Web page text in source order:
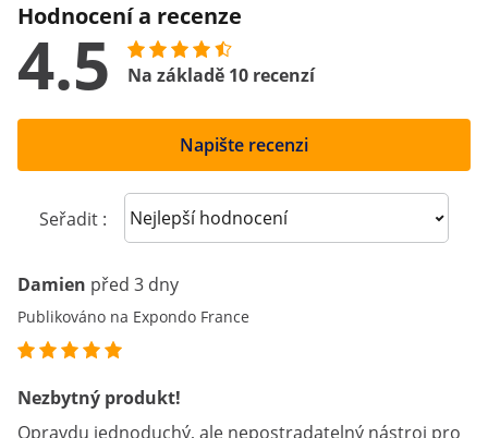
Hodnocení a recenze
4.5 Na základě 10 recenzí
Napište recenzi
Seřadit : Sort reviews
Damien před 3 dny
Publikováno na Expondo France
Nezbytný produkt!
Opravdu jednoduchý, ale nepostradatelný nástroj pro